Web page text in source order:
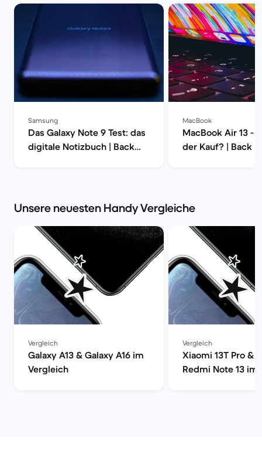
Samsung
Das Galaxy Note 9 Test: das
digitale Notizbuch | Back
MacBook
MacBook Air 13 -
der Kauf? | Back
Unsere neuesten Handy Vergleiche
Vergleich
Galaxy A13 & Galaxy A16 im
Vergleich
Vergleich
Xiaomi 13T Pro &
Redmi Note 13 im